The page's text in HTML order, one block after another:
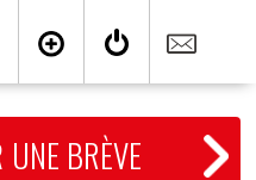
UNE BRÈVE